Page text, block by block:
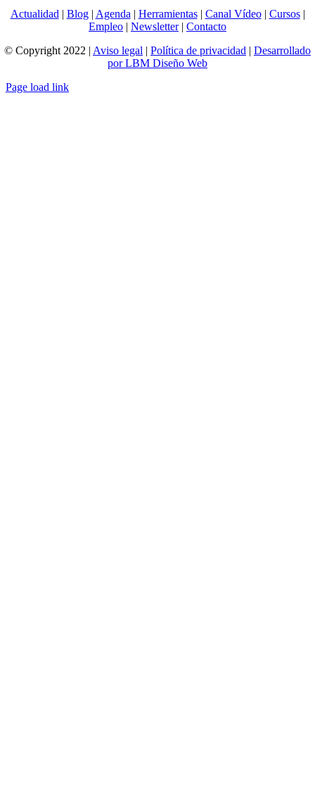
Actualidad | Blog| Agenda | Herramientas| Canal Vídeo| Cursos|
Empleo | Newsletter| Contacto
© Copyright 2022 | Aviso legal | Política de privacidad | Desarrollado
por LBM Diseño Web
Page load link